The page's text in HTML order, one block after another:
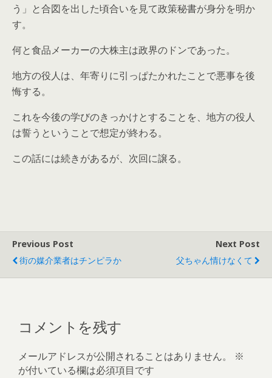
う」と合図を出した頃合いを見て政策秘書が身分を明か
す。
何と食品メーカーの大株主は政界のドンであった。
地方の役人は、年寄りに引っぱたかれたことで悪事を後
悔する。
これを今後の学びのきっかけとすることを、地方の役人
は誓うということで想定が終わる。
この話には続きがあるが、次回に譲る。
Previous Post
街の媒介業者はチンピラか
Next Post
父ちゃん情けなくて
コメントを残す
メールアドレスが公開されることはありません。
※
が付いている欄は必須項目です